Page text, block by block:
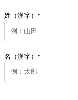
姓（漢字）*
名（漢字）*